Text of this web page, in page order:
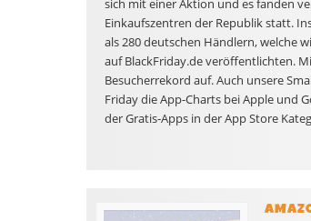
sich mit einer Aktion und es fanden
Einkaufszentren der Republik statt.
als 280 deutschen Händlern, welche
auf BlackFriday.de veröffentlichten.
Besucherrekord auf. Auch unsere
Friday die App-Charts bei Apple und
der Gratis-Apps in der App Store